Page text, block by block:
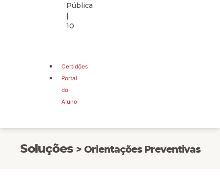
Pública
|
10
Certidões
Portal
do
Aluno
Soluções > Orientações Preventivas